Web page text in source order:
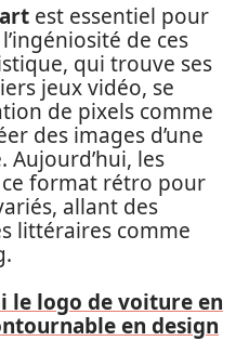
est essentiel pour
de ces
qui trouve ses
jeux vidéo, se
de pixels comme
des images d’une
les
format rétro pour
allant des
littéraires comme
le logo de voiture en
en design